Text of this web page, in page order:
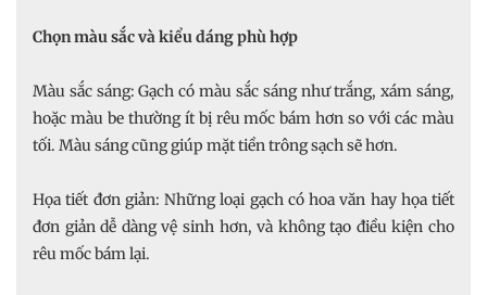
Chọn màu sắc và kiểu dáng phù hợp
Màu sắc sáng: Gạch có màu sắc sáng như trắng, xám sáng,
hoặc màu be thường ít bị rêu mốc bám hơn so với các màu
tối. Màu sáng cũng giúp mặt tiền trông sạch sẽ hơn.
Họa tiết đơn giản: Những loại gạch có hoa văn hay họa tiết
đơn giản dễ dàng vệ sinh hơn, và không tạo điều kiện cho
rêu mốc bám lại.